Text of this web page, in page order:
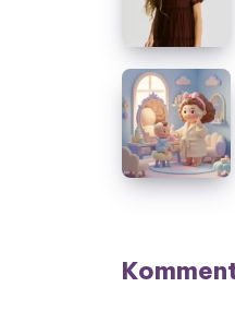
kleidid
kuidas
valida
tütrele
parim
mudel?
Kiired
ilurituaalid,
kui
kodus
laps